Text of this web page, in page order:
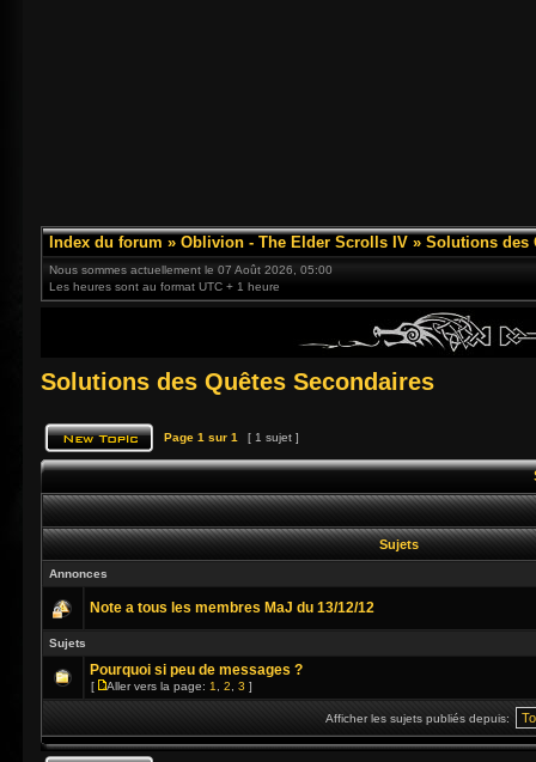
Index du forum » Oblivion - The Elder Scrolls IV » Solutions des
Nous sommes actuellement le 07 Août 2026, 05:00
Les heures sont au format UTC + 1 heure
Solutions des Quêtes Secondaires
Page 1 sur 1 [ 1 sujet ]
Sujets
Annonces
Note a tous les membres MaJ du 13/12/12
Sujets
Pourquoi si peu de messages ?
[ Aller vers la page: 1 2 3 ]
Afficher les sujets publiés depuis: